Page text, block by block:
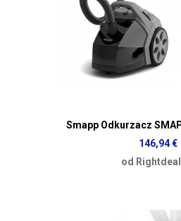
Smapp Odkurzacz
146,94 €
od